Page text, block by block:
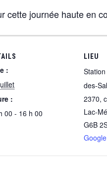
cette journée haute en
:
:
00 - 16 h 00
LIEU
des-
2370,
Lac-
G6B